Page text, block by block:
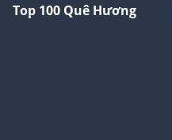
Top 100 Quê Hương